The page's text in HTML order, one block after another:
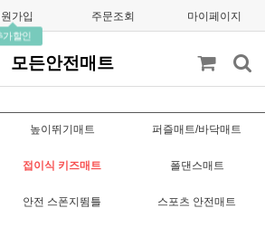
가입
가할인
주문조회 마이페이지
모든안전매트
높이뛰기매트 퍼즐매트/바닥매트
접이식 키즈매트 폴댄스매트
안전 스폰지뜀틀 스포츠 안전매트